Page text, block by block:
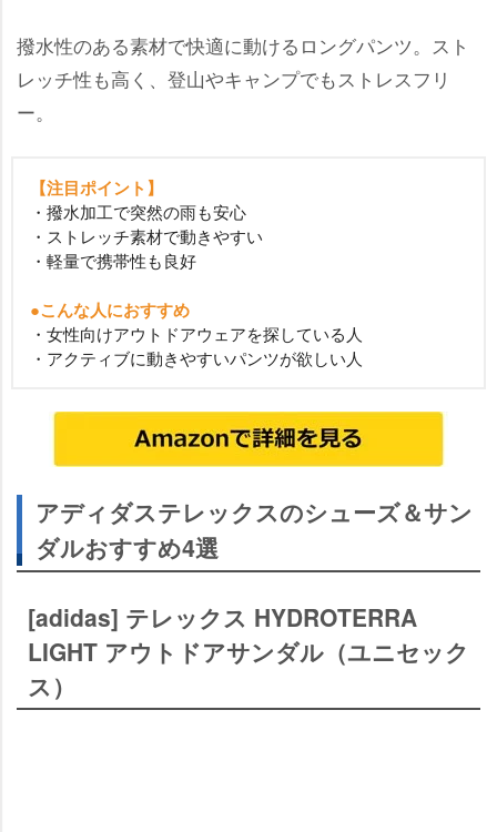
撥水性のある素材で快適に動けるロングパンツ。スト
レッチ性も高く、登山やキャンプでもストレスフリ
ー。
【注目ポイント】
・撥水加工で突然の雨も安心
・ストレッチ素材で動きやすい
・軽量で携帯性も良好
●こんな人におすすめ
・女性向けアウトドアウェアを探している人
・アクティブに動きやすいパンツが欲しい人
アディダステレックスのシューズ＆サン
ダルおすすめ4選
[adidas] テレックス HYDROTERRA
LIGHT アウトドアサンダル（ユニセック
ス）